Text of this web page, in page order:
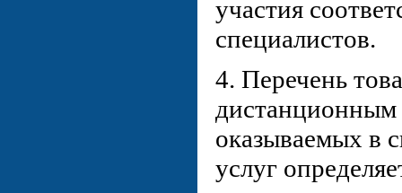
участия
специалистов.
4. Перечень
оказываемых в
услуг